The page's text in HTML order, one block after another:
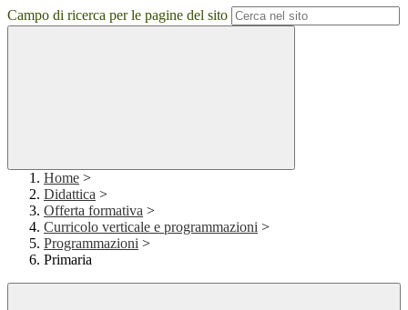
Campo di ricerca per le pagine del sito
Home >
Didattica >
Offerta formativa >
Curricolo verticale e programmazioni >
Programmazioni >
Primaria